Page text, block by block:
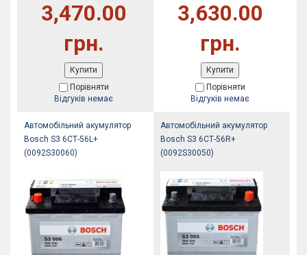
3,470.00
грн.
Купити
Порівняти
Відгуків немає
3,630.00
грн.
Купити
Порівняти
Відгуків немає
Автомобільний акумулятор
Bosch S3 6СТ-56L+
(0092S30060)
Автомобільний акумулятор
Bosch S3 6СТ-56R+
(0092S30050)